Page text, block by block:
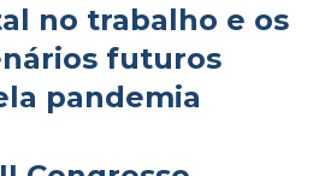
no trabalho e os
futuros
pandemia